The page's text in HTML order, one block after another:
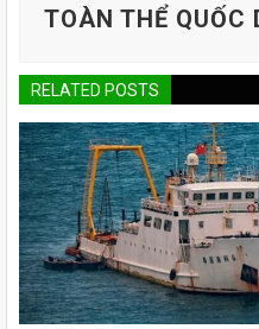
TOÀN THỂ QUỐC
RELATED POSTS